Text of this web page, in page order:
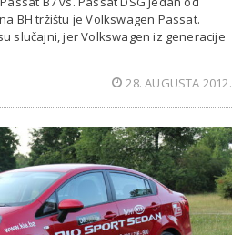
BH tržištu je Volkswagen Passat.
slučajni, jer Volkswagen iz generacije
28. AUGUSTA 2012.